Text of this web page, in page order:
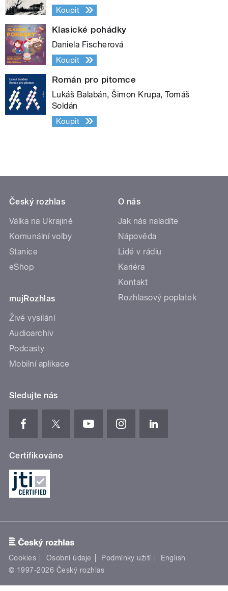
Koupit
Klasické pohádky
Daniela Fischerová
Koupit
Román pro pitomce
Lukáš Balabán, Šimon Krupa, Tomáš
Soldán
Koupit
Český rozhlas
Válka na Ukrajině
Komunální volby
Stanice
eShop
mujRozhlas
Živé vysílání
Audioarchiv
Podcasty
Mobilní aplikace
O nás
Jak nás naladíte
Nápověda
Lidé v rádiu
Kariéra
Kontakt
Rozhlasový poplatek
Sledujte nás
Certifikováno
Cookies Osobní údaje Podmínky užití
English
© 1997-2026 Český rozhlas